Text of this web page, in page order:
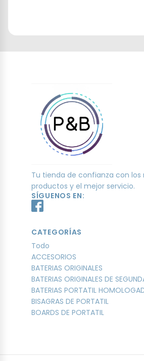
Tu tienda de confianza con los
productos y el mejor servicio.
SÍGUENOS EN:
CATEGORÍAS
Todo
ACCESORIOS
BATERIAS ORIGINALES
BATERIAS ORIGINALES DE
BATERIAS PORTATIL
BISAGRAS DE PORTATIL
BOARDS DE PORTATIL